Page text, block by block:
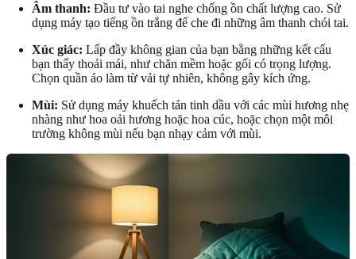
Âm thanh: Đầu tư vào tai nghe chống ồn chất lượng cao. Sử
dụng máy tạo tiếng ồn trắng để che đi những âm thanh chói tai.
Xúc giác: Lấp đầy không gian của bạn bằng những kết cấu
bạn thấy thoải mái, như chăn mềm hoặc gối có trọng lượng.
Chọn quần áo làm từ vải tự nhiên, không gây kích ứng.
Mùi: Sử dụng máy khuếch tán tinh dầu với các mùi hương nhẹ
nhàng như hoa oải hương hoặc hoa cúc, hoặc chọn một môi
trường không mùi nếu bạn nhạy cảm với mùi.